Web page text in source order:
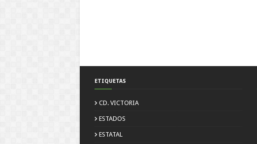
ETIQUETAS
CD. VICTORIA
ESTADOS
ESTATAL